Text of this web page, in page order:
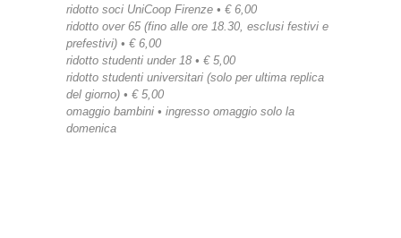
ridotto soci UniCoop Firenze • € 6,00
ridotto over 65 (fino alle ore 18.30, esclusi festivi e
prefestivi) • € 6,00
ridotto studenti under 18 • € 5,00
ridotto studenti universitari (solo per ultima replica
del giorno) • € 5,00
omaggio bambini • ingresso omaggio solo la
domenica